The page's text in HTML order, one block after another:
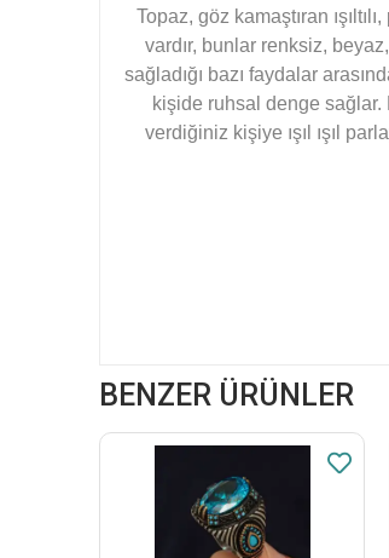
Topaz, göz kamaştıran
vardır, bunlar renksiz,
sağladığı bazı faydalar
kişide ruhsal denge sağlar.
verdiğiniz kişiye ışıl ışıl
BENZER ÜRÜNLER